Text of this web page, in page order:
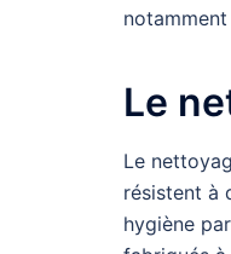
Le
Le
résistent à
hygiène